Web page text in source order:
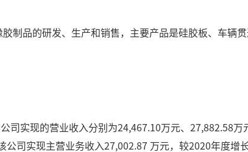
制品的研发、生产和销售，主要产品是硅胶板、车
司实现的营业收入分别为24,467.10万元、27,882.58
公司实现主营业务收入27,002.87 万元，较2020年度